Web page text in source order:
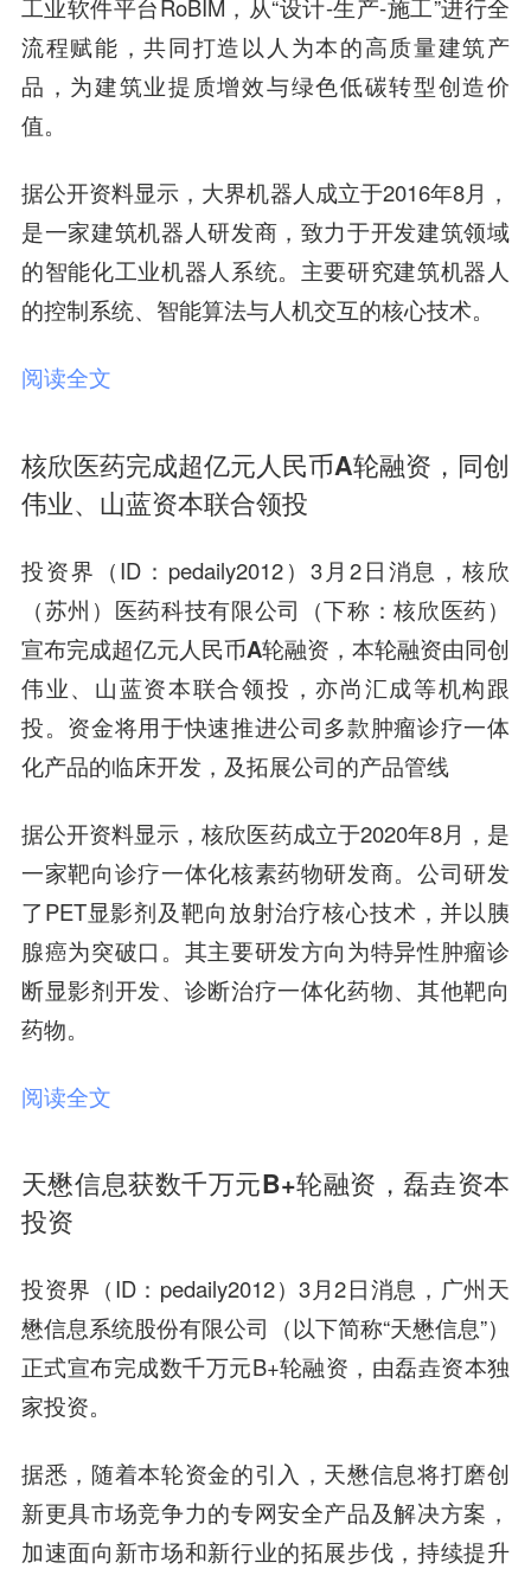
工业软件平台RoBIM，从“设计-生产-施工”进行全
流程赋能，共同打造以人为本的高质量建筑产
品，为建筑业提质增效与绿色低碳转型创造价
值。
据公开资料显示，大界机器人成立于2016年8月，
是一家建筑机器人研发商，致力于开发建筑领域
的智能化工业机器人系统。主要研究建筑机器人
的控制系统、智能算法与人机交互的核心技术。
阅读全文
核欣医药完成超亿元人民币A轮融资，同创
伟业、山蓝资本联合领投
投资界（ID：pedaily2012）3月2日消息，核欣
（苏州）医药科技有限公司（下称：核欣医药）
宣布完成超亿元人民币A轮融资 ，本轮融资由同创
伟业、山蓝资本联合领投 ，亦尚汇成等机构跟
投。资金将用于快速推进公司多款肿瘤诊疗一体
化产品的临床开发，及拓展公司的产品管线
据公开资料显示，核欣医药成立于2020年8月，是
一家靶向诊疗一体化核素药物研发商。公司研发
了PET显影剂及靶向放射治疗核心技术，并以胰
腺癌为突破口。其主要研发方向为特异性肿瘤诊
断显影剂开发、诊断治疗一体化药物、其他靶向
药物。
阅读全文
天懋信息获数千万元B+轮融资，磊垚资本
投资
投资界（ID：pedaily2012）3月2日消息，广州天
懋信息系统股份有限公司（以下简称“天懋信息”）
正式宣布完成数千万元B+轮融资，由磊垚资本独
家投资。
据悉，随着本轮资金的引入，天懋信息将打磨创
新更具市场竞争力的专网安全产品及解决方案，
加速面向新市场和新行业的拓展步伐，持续提升